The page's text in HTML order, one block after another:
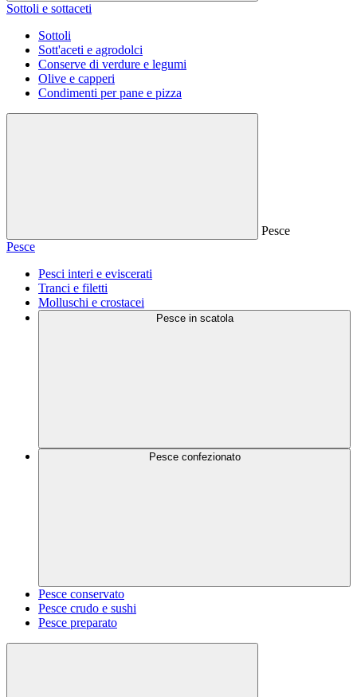
Sottoli e sottaceti
Sottoli
Sott'aceti e agrodolci
Conserve di verdure e legumi
Olive e capperi
Condimenti per pane e pizza
Pesce
Pesce
Pesci interi e eviscerati
Tranci e filetti
Molluschi e crostacei
Pesce in scatola
Pesce confezionato
Pesce conservato
Pesce crudo e sushi
Pesce preparato